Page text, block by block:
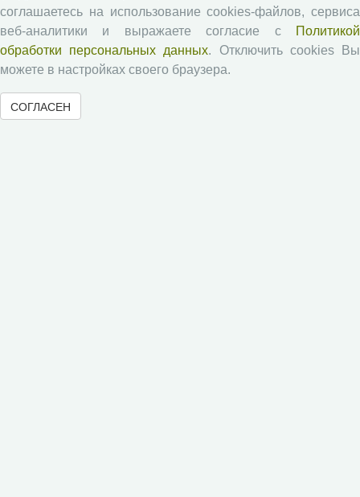
Журналы ВолНЦ РАН
Экономические и социальные перемены
Проблемы развития территории
соглашаетесь на использование cookies-файлов, сервиса
веб-аналитики и выражаете согласие с
Политикой
обработки персональных данных. Отключить cookies Вы
можете в настройках своего браузера.
СОГЛАСЕН